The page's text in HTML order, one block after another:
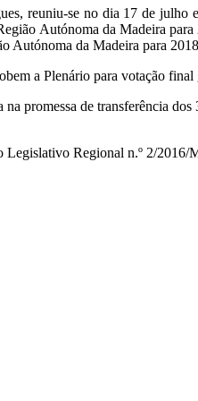
reuniu-se no dia 17 de
Autónoma da Madeira
Autónoma da Madeira para
a Plenário para votação final
de transferência dos
Regional n.º 2/